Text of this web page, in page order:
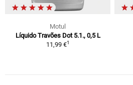
Motul
Líquido Travões Dot 5.1., 0,5 L
11,99 €1